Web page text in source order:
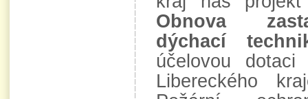
Obnova
dýchací
účelovou
Libereckého